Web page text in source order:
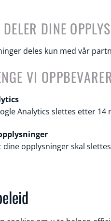
DINE
deles kun med vår
VI
Analytics slettes etter
opplysninger skal